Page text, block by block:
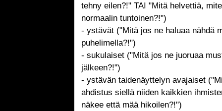
tehny eilen?!" TAI "Mitä helvettiä,
normaalin tuntoinen?!")
- ystävät ("Mitä jos ne haluaa nähdä
puhelimella?!")
- sukulaiset ("Mitä jos ne juoruaa
jälkeen?!")
- ystävän taidenäyttelyn avajaiset
ahdistus siellä niiden kaikkien
näkee että mää hikoilen?!")